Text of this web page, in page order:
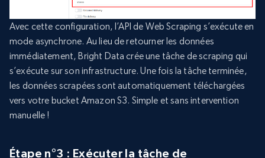
Avec cette configuration, l’API de Web Scraping s’exécute en
mode asynchrone. Au lieu de retourner les données
immédiatement, Bright Data crée une tâche de scraping qui
s’exécute sur son infrastructure. Une fois la tâche terminée,
les données scrapées sont automatiquement téléchargées
vers votre bucket Amazon S3. Simple et sans intervention
manuelle !
Étape n°3 : Exécuter la tâche de